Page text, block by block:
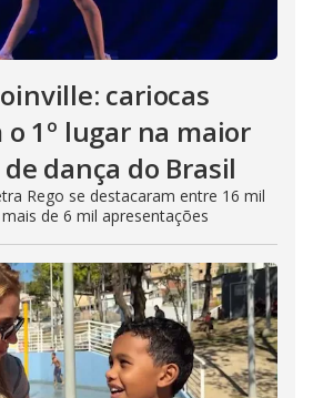
cariocas
1º lugar na maior
dança do Brasil
Rego se destacaram entre 16 mil
de 6 mil apresentações